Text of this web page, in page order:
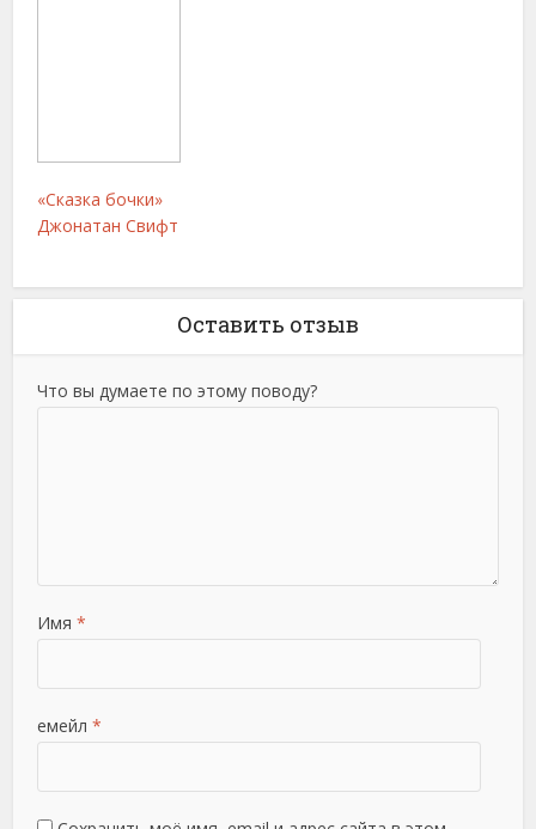
«Сказка бочки»
Джонатан Свифт
Оставить отзыв
Что вы думаете по этому поводу?
Имя *
емейл *